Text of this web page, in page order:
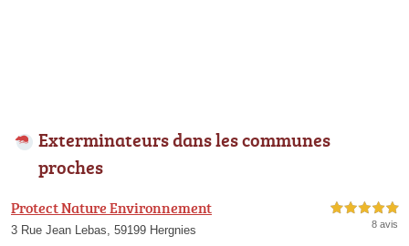
Exterminateurs dans les communes
proches
Protect Nature Environnement
3 Rue Jean Lebas, 59199 Hergnies
5,0 étoiles sur 5
8 avis